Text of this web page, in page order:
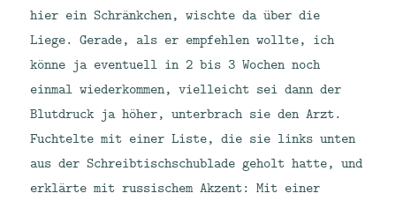
hier ein Schränkchen, wischte da über die
Liege. Gerade, als er empfehlen wollte, ich
könne ja eventuell in 2 bis 3 Wochen noch
einmal wiederkommen, vielleicht sei dann der
Blutdruck ja höher, unterbrach sie den Arzt.
Fuchtelte mit einer Liste, die sie links unten
aus der Schreibtischschublade geholt hatte, und
erklärte mit russischem Akzent: Mit einer